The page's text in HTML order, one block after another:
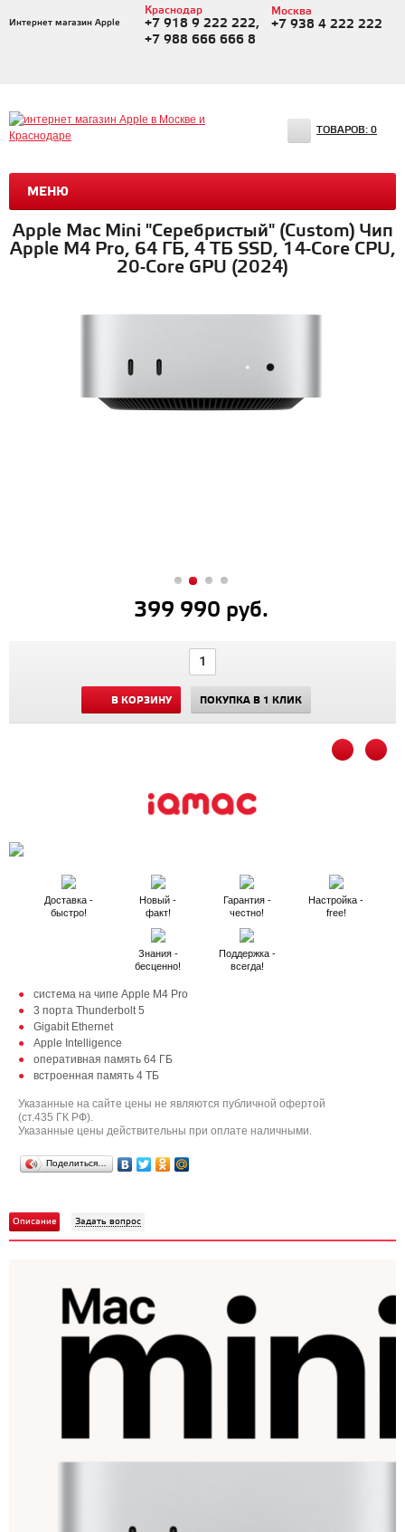
Интернет магазин Apple
Краснодар
+7 918 9 222 222,
+7 988 666 666 8
Москва
+7 938 4 222 222
МЕНЮ
ТОВАРОВ: 0
Apple Mac Mini "Серебристый" (Custom) Чип
Apple M4 Pro, 64 ГБ, 4 ТБ SSD, 14-Core CPU,
20-Core GPU (2024)
399 990 руб.
В КОРЗИНУ ПОКУПКА В 1 КЛИК
Доставка -
быстро!
Новый -
факт!
Гарантия -
честно!
Настройка -
free!
Знания -
бесценно!
Поддержка -
всегда!
система на чипе Apple M4 Pro
3 порта Thunderbolt 5
Gigabit Ethernet
Apple Intelligence
оперативная память 64 ГБ
встроенная память 4 ТБ
Указанные на сайте цены не являются публичной офертой
(ст.435 ГК РФ).
Указанные цены действительны при оплате наличными.
Поделиться…
Описание Задать вопрос